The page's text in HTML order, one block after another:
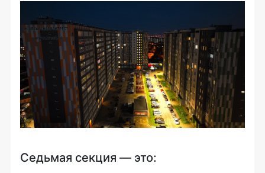
Седьмая секция — это: